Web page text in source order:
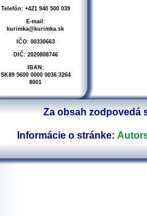
Telefón: +421 940 500 039
E-mail:
kurimka@kurimka.sk
IČO: 00330663
DIČ: 2020808746
IBAN:
SK89 5600 0000 0036 3264
8001
Za obsah zodpovedá
Informácie o stránke: